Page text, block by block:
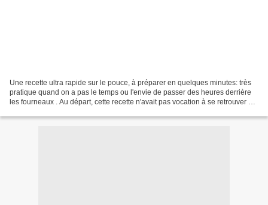
Une recette ultra rapide sur le pouce, à préparer en quelques minutes: très
pratique quand on a pas le temps ou l'envie de passer des heures derrière
les fourneaux . Au départ, cette recette n'avait pas vocation à se retrouver sur